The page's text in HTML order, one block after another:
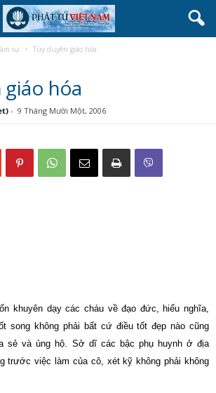
sự Tùy duyên giáo hóa
hóa
- 9 Tháng Mười Một, 2006
khuyên dạy các cháu về đạo đức, hiếu nghĩa,
song không phải bất cứ điều tốt đẹp nào cũng
sẻ và ủng hộ. Sở dĩ các bậc phụ huynh ở địa
trước việc làm của cô, xét kỹ không phải không